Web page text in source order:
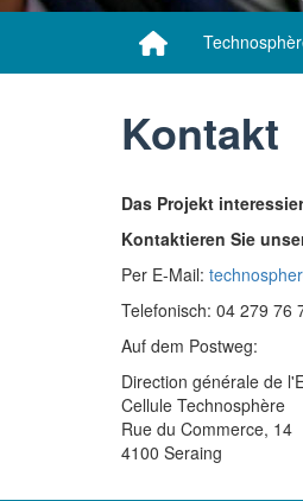
Kontakt
Das Projekt
Kontaktieren Sie
Per E-Mail:
Telefonisch: 04 279 76
Auf dem Postweg:
Direction générale de
Cellule Technosphère
Rue du Commerce, 14
4100 Seraing